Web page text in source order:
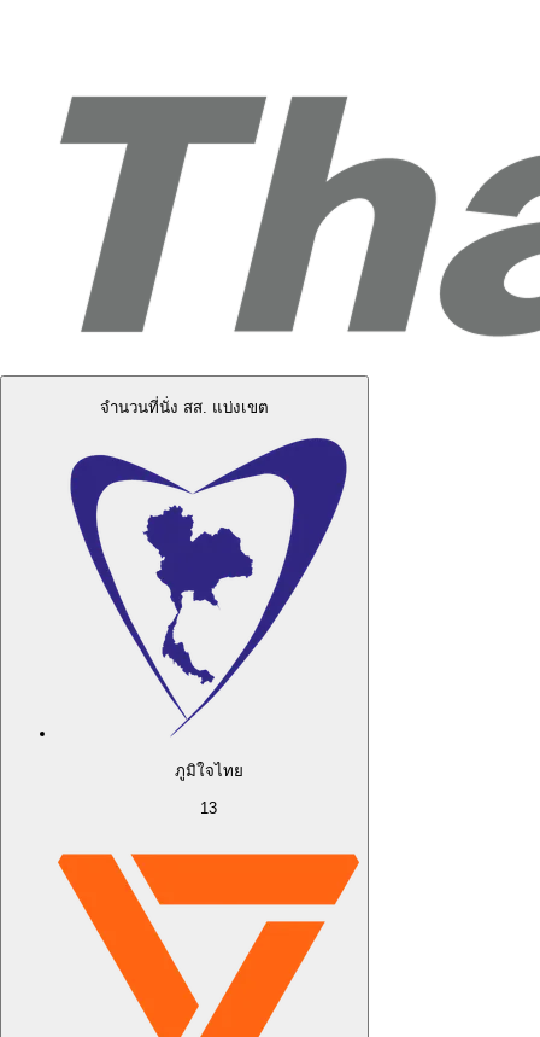
จำนวนที่นั่ง สส. แบ่งเขต
ภูมิใจไทย
13